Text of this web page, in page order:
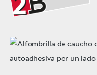
Omitir galería de